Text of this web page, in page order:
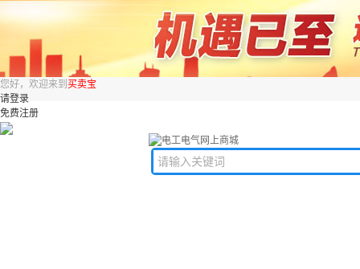
您好，欢迎来到 买卖宝
请登录
免费注册